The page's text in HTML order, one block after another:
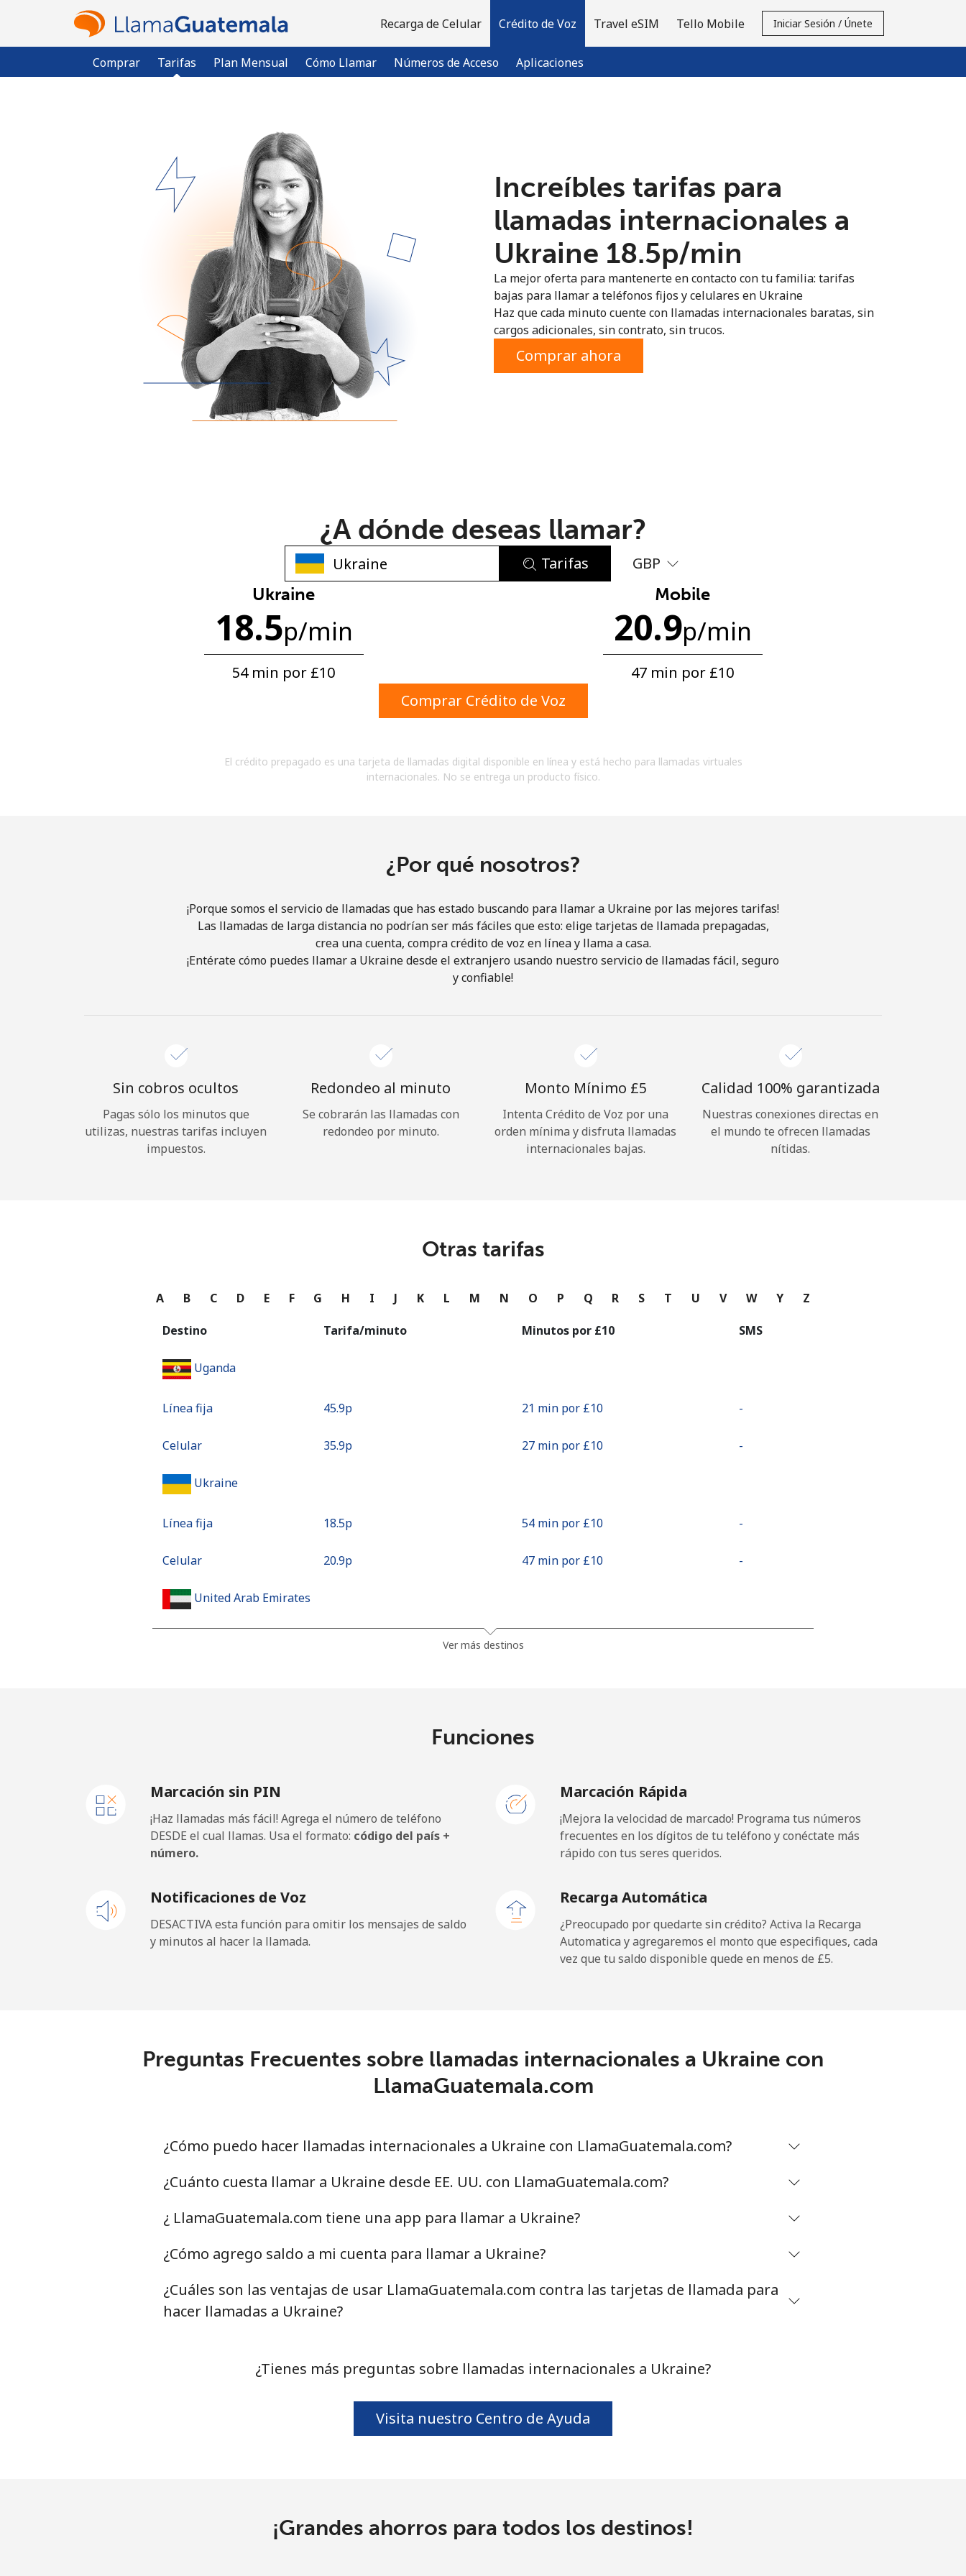
Recarga de Celular Crédito de Voz
Comprar Tarifas Plan Mensual Cómo Llamar Números de Acceso Aplicaciones
Travel eSIM Tello Mobile Iniciar Sesión / Únete
¿Ya tienes una cuenta? Inicia sesión →
Regístrate con
Una letra mayúscula y una minúscula
acuerdo con estos
Términos y condiciones.
Únete
¡Hola!
Iniciar Sesión
Increíbles tarifas para
llamadas internacionales a
Ukraine ⁦18.5p⁩/min
La mejor oferta para mantenerte en contacto con tu familia: tarifas
bajas para llamar a teléfonos fijos y celulares en Ukraine
Haz que cada minuto cuente con llamadas internacionales baratas, sin
cargos adicionales, sin contrato, sin trucos.
Comprar ahora
¿A dónde deseas llamar?
Tarifas GBP
Ukraine
18.5p/min
54 min por ⁦£10⁩
Mobile
20.9p/min
47 min por ⁦£10⁩
Comprar Crédito de Voz
El crédito prepagado es una tarjeta de llamadas digital disponible en línea y está hecho para llamadas virtuales
internacionales. No se entrega un producto físico.
¿Por qué nosotros?
¡Porque somos el servicio de llamadas que has estado buscando para llamar a Ukraine por las mejores tarifas!
Las llamadas de larga distancia no podrían ser más fáciles que esto: elige tarjetas de llamada prepagadas,
crea una cuenta, compra crédito de voz en línea y llama a casa.
¡Entérate cómo puedes llamar a Ukraine desde el extranjero usando nuestro servicio de llamadas fácil, seguro
y confiable!
Sin cobros ocultos
Pagas sólo los minutos que
utilizas, nuestras tarifas incluyen
impuestos.
Redondeo al minuto
Se cobrarán las llamadas con
redondeo por minuto.
Monto Mínimo ⁦£5⁩
Intenta Crédito de Voz por una
orden mínima y disfruta llamadas
internacionales bajas.
Calidad 100% garantizada
Nuestras conexiones directas en
el mundo te ofrecen llamadas
nítidas.
Otras tarifas
A B C D E F G H I J K L M N O P Q R S T U V W Y Z
Destino Tarifa/minuto Minutos por ⁦£10⁩ SMS
Uganda
Línea fija ⁦45.9p⁩ 21 min por ⁦£10⁩ -
Celular ⁦35.9p⁩ 27 min por ⁦£10⁩ -
Ukraine
Línea fija ⁦18.5p⁩ 54 min por ⁦£10⁩ -
Celular ⁦20.9p⁩ 47 min por ⁦£10⁩ -
United Arab Emirates
Celular 500 min por ⁦£10⁩
Premium ⁦32.9p⁩ 30 min por ⁦£10⁩
All country 665 min por ⁦£10⁩
Uruguay
Montevideo ⁦5.5p⁩ 181 min por ⁦£10⁩ -
Línea fija ⁦13.5p⁩ 74 min por ⁦£10⁩
Celular ⁦13.5p⁩ 74 min por ⁦£10⁩
Tashkent ⁦12.9p⁩ 77 min por ⁦£10⁩ -
Ver más destinos
Funciones
Marcación sin PIN
¡Haz llamadas más fácil! Agrega el número de teléfono
DESDE el cual llamas. Usa el formato: código del país +
número.
Marcación Rápida
¡Mejora la velocidad de marcado! Programa tus números
frecuentes en los dígitos de tu teléfono y conéctate más
rápido con tus seres queridos.
Notificaciones de Voz
DESACTIVA esta función para omitir los mensajes de saldo
y minutos al hacer la llamada.
Recarga Automática
¿Preocupado por quedarte sin crédito? Activa la Recarga
Automatica y agregaremos el monto que especifiques, cada
vez que tu saldo disponible quede en menos de ⁦£5⁩.
Preguntas Frecuentes sobre llamadas internacionales a Ukraine con
LlamaGuatemala.com
¿Cómo puedo hacer llamadas internacionales a Ukraine con LlamaGuatemala.com?
¿Cuánto cuesta llamar a Ukraine desde EE. UU. con LlamaGuatemala.com?
¿ LlamaGuatemala.com tiene una app para llamar a Ukraine?
¿Cómo agrego saldo a mi cuenta para llamar a Ukraine?
¿Cuáles son las ventajas de usar LlamaGuatemala.com contra las tarjetas de llamada para
hacer llamadas a Ukraine?
¿Tienes más preguntas sobre llamadas internacionales a Ukraine?
Visita nuestro Centro de Ayuda
¡Grandes ahorros para todos los destinos!